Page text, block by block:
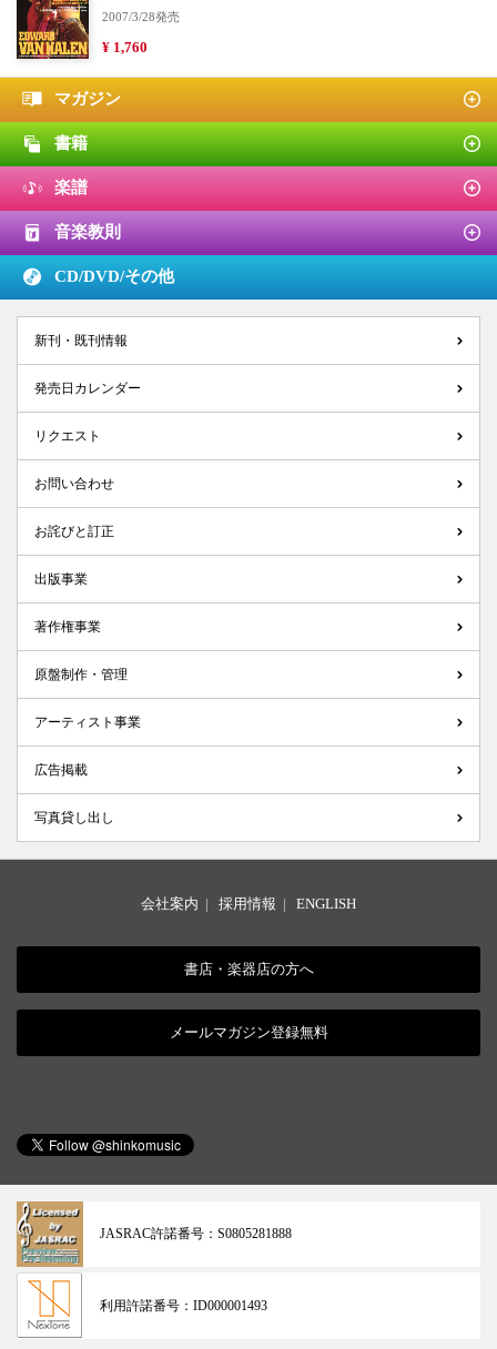
2007/3/28発売
¥ 1,760
マガジン
書籍
楽譜
音楽教則
CD/DVD/その他
新刊・既刊情報
発売日カレンダー
リクエスト
お問い合わせ
お詫びと訂正
出版事業
著作権事業
原盤制作・管理
アーティスト事業
広告掲載
写真貸し出し
会社案内 | 採用情報 | ENGLISH
書店・楽器店の方へ
メールマガジン登録無料
JASRAC許諾番号： S0805281888
利用許諾番号： ID000001493